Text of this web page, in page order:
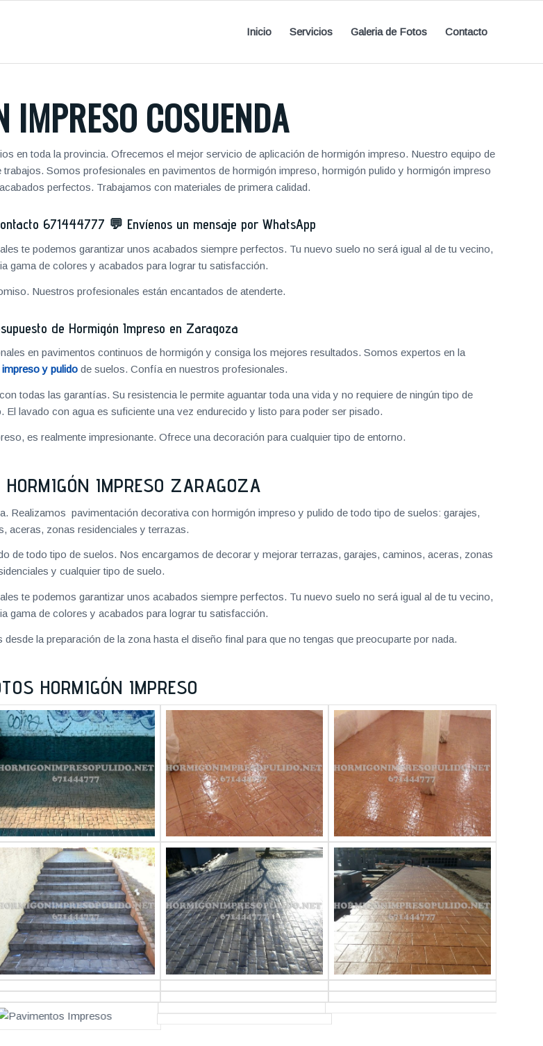
Inicio Servicios Galeria de Fotos Contacto
IMPRESO COSUENDA
en toda la provincia. Ofrecemos el mejor servicio de aplicación de hormigón impreso. Nuestro equipo de
Somos profesionales en pavimentos de hormigón impreso, hormigón pulido y hormigón impreso
perfectos. Trabajamos con materiales de primera calidad.
671444777 💬 Envíenos un mensaje por WhatsApp
te podemos garantizar unos acabados siempre perfectos. Tu nuevo suelo no será igual al de tu vecino,
gama de colores y acabados para lograr tu satisfacción.
Nuestros profesionales están encantados de atenderte.
de Hormigón Impreso en Zaragoza
en pavimentos continuos de hormigón y consiga los mejores resultados. Somos expertos en la
y pulidode suelos. Confía en nuestros profesionales.
todas las garantías. Su resistencia le permite aguantar toda una vida y no requiere de ningún tipo de
El lavado con agua es suficiente una vez endurecido y listo para poder ser pisado.
es realmente impresionante. Ofrece una decoración para cualquier tipo de entorno.
IMPRESO ZARAGOZA
Realizamos pavimentación decorativa con hormigón impreso y pulido de todo tipo de suelos: garajes,
aceras, zonas residenciales y terrazas.
de todo tipo de suelos. Nos encargamos de decorar y mejorar terrazas, garajes, caminos, aceras, zonas
y cualquier tipo de suelo.
te podemos garantizar unos acabados siempre perfectos. Tu nuevo suelo no será igual al de tu vecino,
gama de colores y acabados para lograr tu satisfacción.
la preparación de la zona hasta el diseño final para que no tengas que preocuparte por nada.
HORMIGÓN IMPRESO